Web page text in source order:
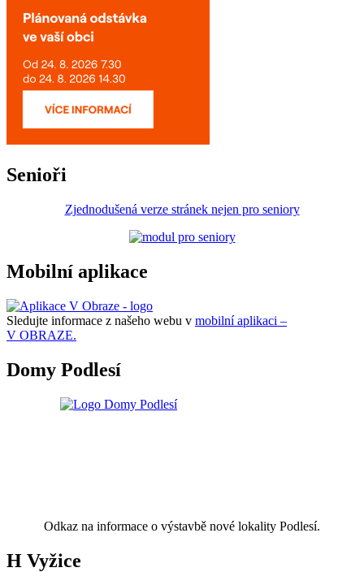
Senioři
Zjednodušená verze stránek nejen pro seniory
Mobilní aplikace
Sledujte informace z našeho webu v mobilní aplikaci –
V OBRAZE.
Domy Podlesí
Odkaz na informace o výstavbě nové lokality Podlesí.
H Vyžice